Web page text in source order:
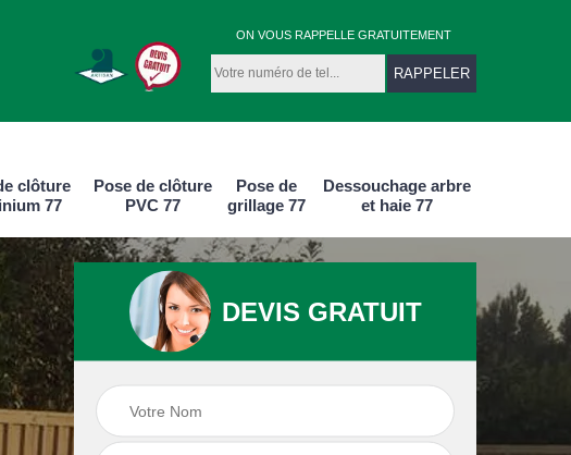
ON VOUS RAPPELLE GRATUITEMENT
clôture
77
Pose de clôture
PVC 77
Pose de
grillage 77
Dessouchage arbre
et haie 77
de
77
Pose de clôture
Pose de clôture
PVC 77
DEVIS GRATUIT